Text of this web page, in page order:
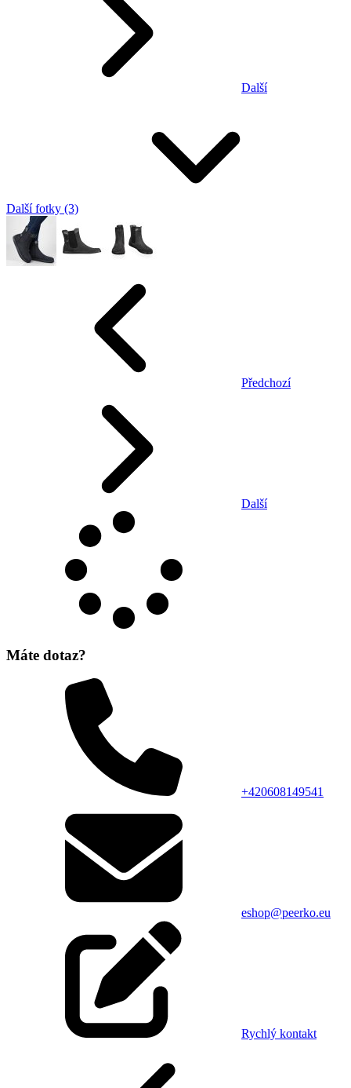
Další
Další fotky (3)
Předchozí
Další
Máte dotaz?
+420608149541
eshop@peerko.eu
Rychlý kontakt